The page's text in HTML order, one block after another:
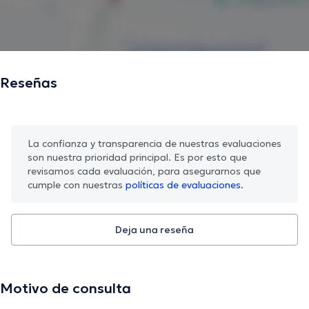
Reseñas
La confianza y transparencia de nuestras evaluaciones
son nuestra prioridad principal. Es por esto que
revisamos cada evaluación, para asegurarnos que
cumple con nuestras políticas de evaluaciones.
Deja una reseña
Motivo de consulta